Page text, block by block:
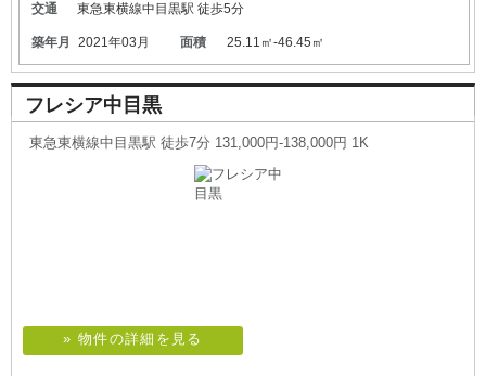
交通 東急東横線中目黒駅 徒歩5分
築年月 2021年03月 面積 25.11㎡-46.45㎡
フレシア中目黒
東急東横線中目黒駅 徒歩7分 131,000円-138,000円 1K
» 物件の詳細を見る